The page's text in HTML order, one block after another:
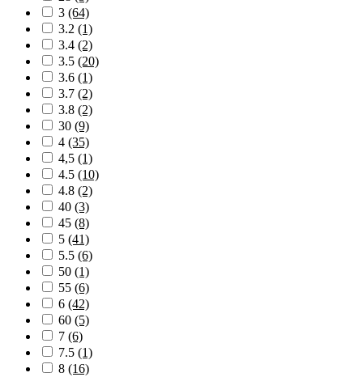
3 (64)
3.2 (1)
3.4 (2)
3.5 (20)
3.6 (1)
3.7 (2)
3.8 (2)
30 (9)
4 (35)
4,5 (1)
4.5 (10)
4.8 (2)
40 (3)
45 (8)
5 (41)
5.5 (6)
50 (1)
55 (6)
6 (42)
60 (5)
7 (6)
7.5 (1)
8 (16)